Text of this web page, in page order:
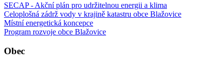
SECAP - Akční plán pro udržitelnou energii a klima
Celoplošná zádrž vody v krajině katastru obce Blažovice
Místní energetická koncepce
Program rozvoje obce Blažovice
Obec